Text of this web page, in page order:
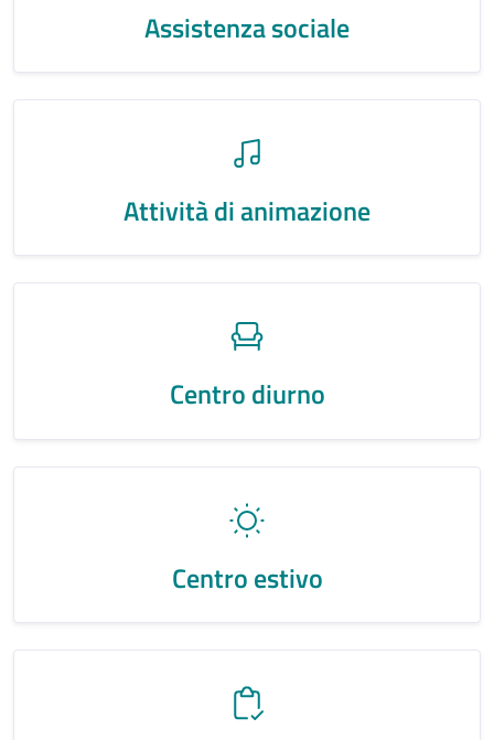
Assistenza sociale
Attività di animazione
Centro diurno
Centro estivo